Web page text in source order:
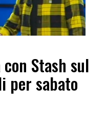
Stash sul
per sabato